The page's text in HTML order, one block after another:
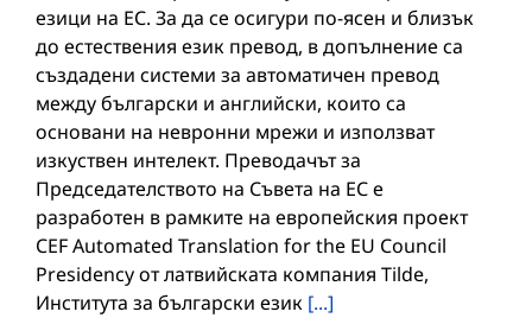
езици на ЕС. За да се осигури по-ясен и близък
до естествения език превод, в допълнение са
създадени системи за автоматичен превод
между български и английски, които са
основани на невронни мрежи и използват
изкуствен интелект. Преводачът за
Председателството на Съвета на ЕС е
разработен в рамките на европейския проект
CEF Automated Translation for the EU Council
Presidency от латвийската компания Tilde,
Института за български език [...]